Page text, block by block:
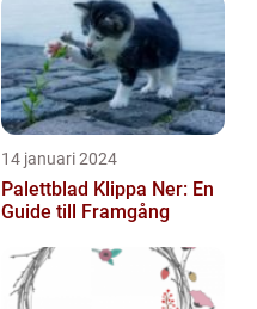
14 januari 2024
Palettblad Klippa Ner: En
Guide till Framgång